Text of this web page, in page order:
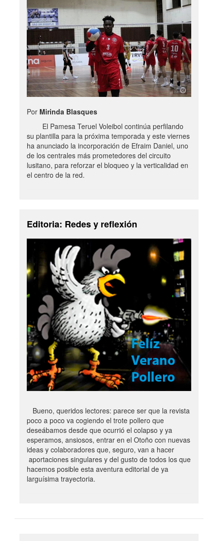
Por Mirinda Blasques
El Pamesa Teruel Voleibol continúa perfilando
su plantilla para la próxima temporada y este viernes
ha anunciado la incorporación de Efraim Daniel, uno
de los centrales más prometedores del circuito
lusitano, para reforzar el bloqueo y la verticalidad en
el centro de la red.
Editoria: Redes y reflexión
Bueno, queridos lectores: parece ser que la revista
poco a poco va cogiendo el trote pollero que
deseábamos desde que ocurrió el colapso y ya
esperamos, ansiosos, entrar en el Otoño con nuevas
ideas y colaboradores que, seguro, van a hacer
aportaciones singulares y del gusto de todos los que
hacemos posible esta aventura editorial de ya
larguísima trayectoria.